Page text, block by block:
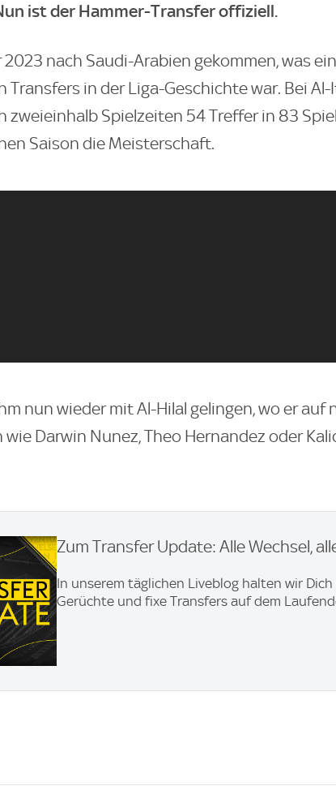
ist der Hammer-Transfer offiziell.
2023 nach Saudi-Arabien gekommen, was
Transfers in der Liga-Geschichte war. Bei
zweieinhalb Spielzeiten 54 Treffer in 83
Saison die Meisterschaft.
nun wieder mit Al-Hilal gelingen, wo er auf
wie Darwin Nunez, Theo Hernandez oder
Zum Transfer Update: Alle Wechsel,
In unserem täglichen Liveblog halten wir
Gerüchte und fixe Transfers auf dem